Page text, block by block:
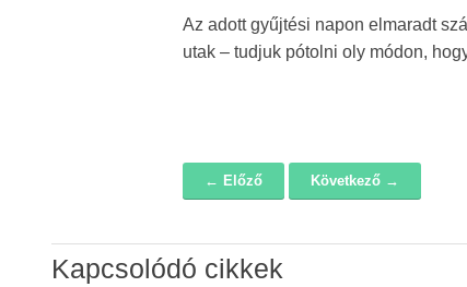
Az adott gyűjtési napon elmaradt
utak – tudjuk pótolni oly módon,
← Előző Következő →
Kapcsolódó cikkek